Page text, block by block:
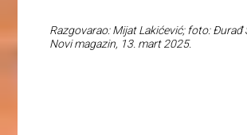
Razgovarao: Mijat Lakićević; foto: Đurađ
Novi magazin, 13. mart 2025.